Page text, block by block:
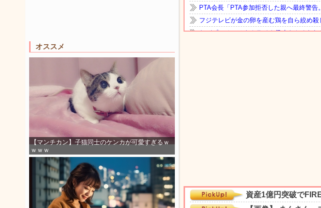
オススメ
【マンチカン】子猫同士のケンカが可愛すぎるｗ
ｗｗｗ